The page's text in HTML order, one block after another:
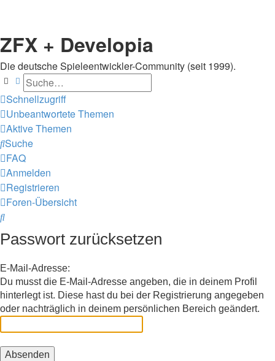
ZFX + Developia
Die deutsche Spieleentwickler-Community (seit 1999).
SucheErweiterte Suche
Schnellzugriff
Unbeantwortete Themen
Aktive Themen
Suche
FAQ
Anmelden
Registrieren
Foren-Übersicht
Suche
Passwort zurücksetzen
E-Mail-Adresse:
Du musst die E-Mail-Adresse angeben, die in deinem Profil
hinterlegt ist. Diese hast du bei der Registrierung angegeben
oder nachträglich in deinem persönlichen Bereich geändert.